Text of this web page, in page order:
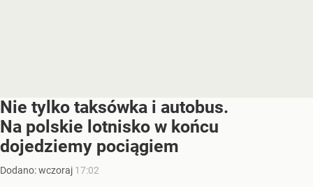
Nie tylko taksówka i autobus.
Na polskie lotnisko w końcu
dojedziemy pociągiem
Dodano:wczoraj 17:02